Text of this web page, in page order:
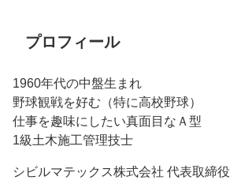
プロフィール
1960年代の中盤生まれ
野球観戦を好む（特に高校野球）
仕事を趣味にしたい真面目なＡ型
1級土木施工管理技士
シビルマテックス株式会社 代表取締役